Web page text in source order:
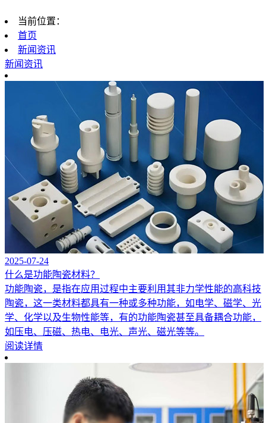
当前位置：
首页
新闻资讯
新闻资讯
2025-07-24
什么是功能陶瓷材料？
功能陶瓷，是指在应用过程中主要利用其非力学性能的高科技
陶瓷，这一类材料都具有一种或多种功能，如电学、磁学、光
学、化学以及生物性能等，有的功能陶瓷甚至具备耦合功能，
如压电、压磁、热电、电光、声光、磁光等等。
阅读详情